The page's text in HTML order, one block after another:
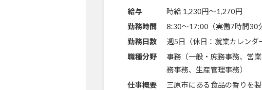
給与
時給 1,230円〜1,270円
勤務時間
8:30～17:00（実働7時間30
勤務日数
週5日（休日：就業カレンダ
職種分野
事務（一般・庶務事務、営
務事務、生産管理事務）
仕事概要
三原市にある食品の香りを